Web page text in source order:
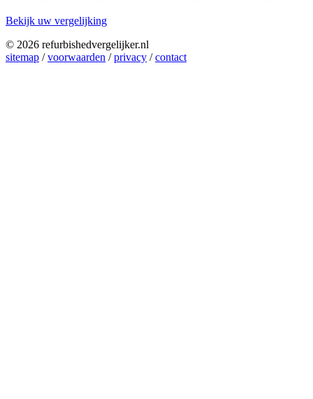
Bekijk uw vergelijking
© 2026 refurbishedvergelijker.nl
sitemap /voorwaarden /privacy /contact